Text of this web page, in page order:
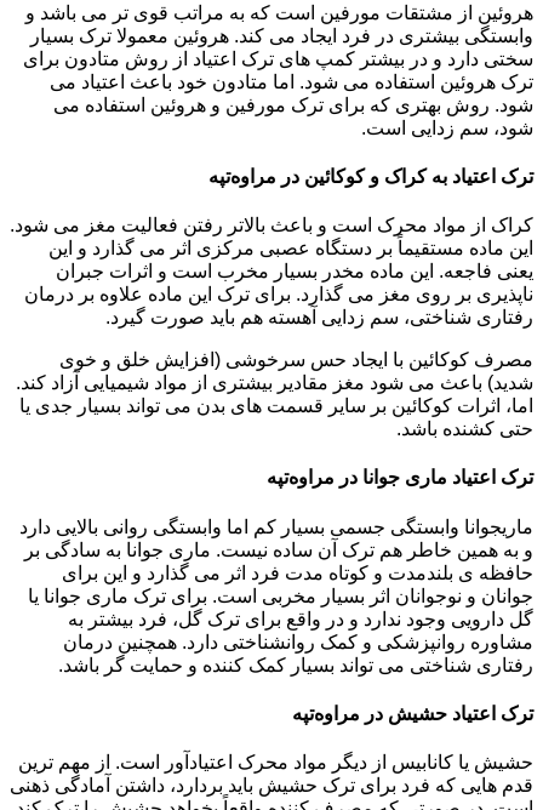
هروئین از مشتقات مورفین است که به مراتب قوی تر می باشد و
وابستگی بیشتری در فرد ایجاد می کند. هروئین معمولا ترک بسیار
سختی دارد و در بیشتر کمپ های ترک اعتیاد از روش متادون برای
ترک هروئین استفاده می شود. اما متادون خود باعث اعتیاد می
شود. روش بهتری که برای ترک مورفین و هروئین استفاده می
شود، سم زدایی است.
ترک اعتیاد به کراک و کوکائین در مراوه‌تپه
کراک از مواد محرک است و باعث بالاتر رفتن فعالیت مغز می شود.
این ماده مستقیماً بر دستگاه عصبی مرکزی اثر می گذارد و این
یعنی فاجعه. این ماده مخدر بسیار مخرب است و اثرات جبران
ناپذیری بر روی مغز می گذارد. برای ترک این ماده علاوه بر درمان
رفتاری شناختی، سم زدایی آهسته هم باید صورت گیرد.
مصرف کوکائین با ایجاد حس سرخوشی (افزایش خلق و خوی
شدید) باعث می شود مغز مقادیر بیشتری از مواد شیمیایی آزاد کند.
اما، اثرات کوکائین بر سایر قسمت های بدن می تواند بسیار جدی یا
حتی کشنده باشد.
ترک اعتیاد ماری جوانا در مراوه‌تپه
ماریجوانا وابستگی جسمی بسیار کم اما وابستگی روانی بالایی دارد
و به همین خاطر هم ترک آن ساده نیست. ماری جوانا به سادگی بر
حافظه ی بلندمدت و کوتاه مدت فرد اثر می گذارد و این برای
جوانان و نوجوانان اثر بسیار مخربی است. برای ترک ماری جوانا یا
گل دارویی وجود ندارد و در واقع برای ترک گل، فرد بیشتر به
مشاوره روانپزشکی و کمک روانشناختی دارد. همچنین درمان
رفتاری شناختی می تواند بسیار کمک کننده و حمایت گر باشد.
ترک اعتیاد حشیش در مراوه‌تپه
حشیش یا کانابیس از دیگر مواد محرک اعتیادآور است. از مهم ترین
قدم هایی که فرد برای ترک حشیش باید بردارد، داشتن آمادگی ذهنی